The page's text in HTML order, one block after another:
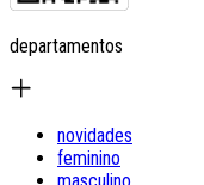
departamentos
novidades
feminino